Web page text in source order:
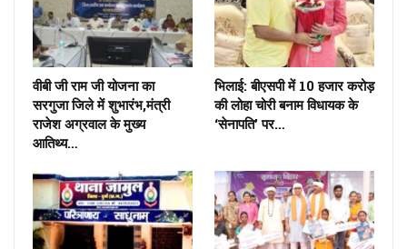
वीबी जी राम जी योजना का
सरगुजा जिले में शुभारंभ,मंत्री
राजेश अग्रवाल के मुख्य
आतिथ्य…
भिलाई: बीएसपी में 10 हजार करोड़
की लोहा चोरी बनाम विधायक के
‘सेनापति’ पर…